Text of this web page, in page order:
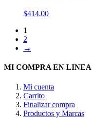
$414.00
1
2
→
MI COMPRA EN LINEA
Mi cuenta
Carrito
Finalizar compra
Productos y Marcas